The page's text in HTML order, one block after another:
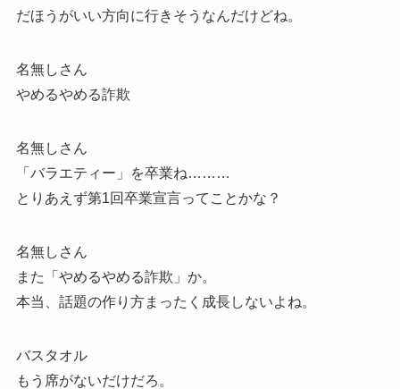
だほうがいい方向に行きそうなんだけどね。
名無しさん
やめるやめる詐欺
名無しさん
「バラエティー」を卒業ね………
とりあえず第1回卒業宣言ってことかな？
名無しさん
また「やめるやめる詐欺」か。
本当、話題の作り方まったく成長しないよね。
バスタオル
もう席がないだけだろ。